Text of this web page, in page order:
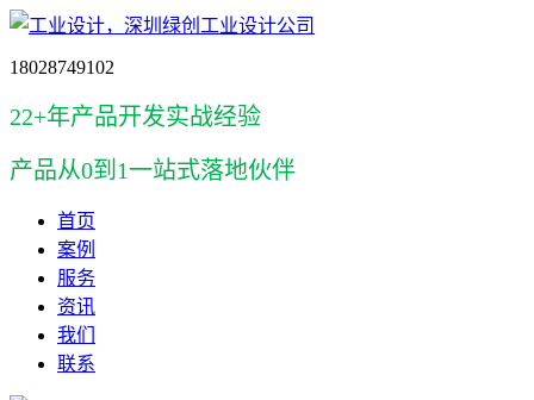
18028749102
22+年产品开发实战经验
产品从0到1一站式落地伙伴
首页
案例
服务
资讯
我们
联系